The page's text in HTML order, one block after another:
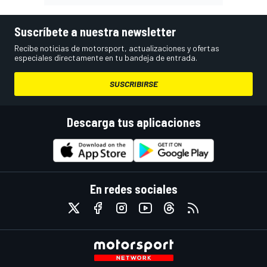
Suscríbete a nuestra newsletter
Recibe noticias de motorsport, actualizaciones y ofertas
especiales directamente en tu bandeja de entrada.
SUSCRIBIRSE
Descarga tus aplicaciones
En redes sociales